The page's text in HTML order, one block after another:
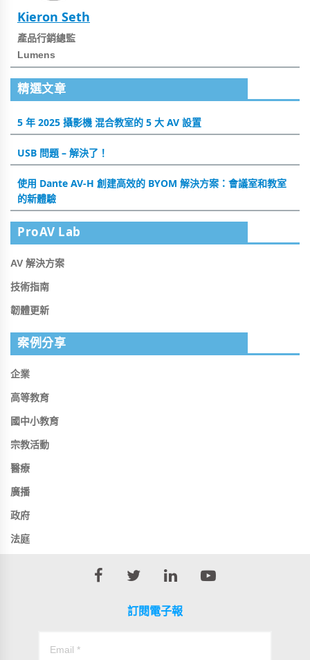
Kieron Seth
產品行銷總監
Lumens
精選文章
5 年 2025 攝影機 混合教室的 5 大 AV 設置
USB 問題 – 解決了！
使用 Dante AV-H 創建高效的 BYOM 解決方案：會議室和教室
的新體驗
ProAV Lab
AV 解決方案
技術指南
韌體更新
案例分享
企業
高等教育
國中小教育
宗教活動
醫療
廣播
政府
法庭
訂閱電子報